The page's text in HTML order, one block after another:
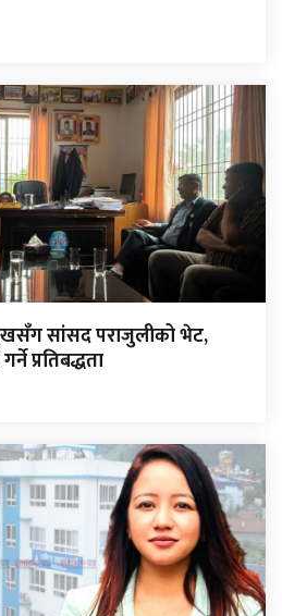
सांसद पराजुलीको भेट,
प्रतिबद्धता